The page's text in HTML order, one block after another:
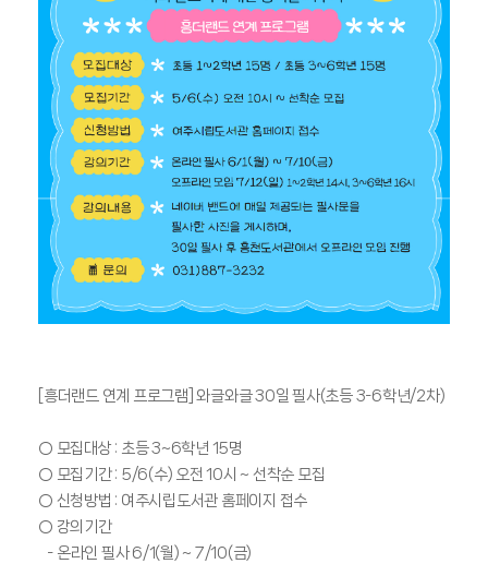
[흥더랜드 연계 프로그램] 와글와글 30일 필사(초등 3-6학년/2차)
○ 모집대상 : 초등 3~6학년 15명
○ 모집기간 : 5/6(수) 오전 10시 ~ 선착순 모집
○ 신청방법 : 여주시립도서관 홈페이지 접수
○ 강의기간
- 온라인 필사 6/1(월) ~ 7/10(금)